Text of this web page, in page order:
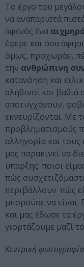
Το έργο του
να αναπαριστά
αφενός ένα
έφερε και όσα
όμως, προχωράει
την ανθρώπινη
κατανόηση και
αληθινοί και
αποτυγχάνουν,
εκνευρίζονται. Με
προβληματισμούς
αλληγορία και
μας παρακινεί να
ύπαρξης: ποιοι
πώς
περιβάλλουν· πώς
μπορούσε να
και μας έδωσε τα
γιορτάζουμε μαζί
Κεντρική